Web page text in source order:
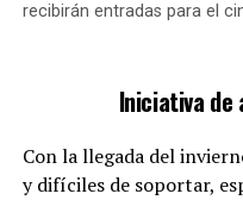
Es una costumbre que
sociales, ya que se
recibirán entradas para el
Iniciativa de
Con la llegada del
y difíciles de soportar,